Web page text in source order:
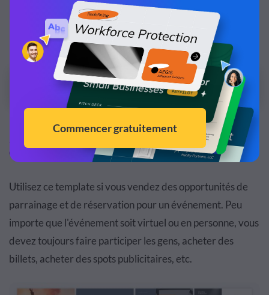
Personnalisez ce modèle de présentation!
Modifier et Télécharger
Parrainage d'événements et présentation
commerciale de réservation
Utilisez ce template si vous vendez des opportunités de
parrainage et de réservation pour un événement. Peu
importe que l'événement soit virtuel ou en personne, vous
devez toujours faire participer les gens, acheter des
billets, acheter des spots publicitaires, etc.